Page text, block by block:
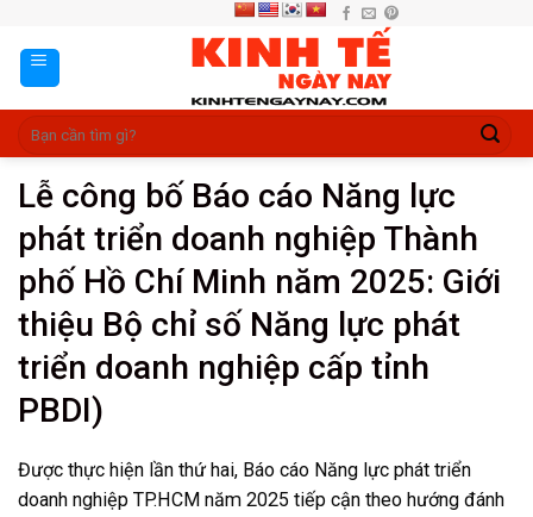
content
Lễ công bố Báo cáo Năng lực
phát triển doanh nghiệp Thành
phố Hồ Chí Minh năm 2025: Giới
thiệu Bộ chỉ số Năng lực phát
triển doanh nghiệp cấp tỉnh
PBDI)
Được thực hiện lần thứ hai, Báo cáo Năng lực phát triển
doanh nghiệp TP.HCM năm 2025 tiếp cận theo hướng đánh